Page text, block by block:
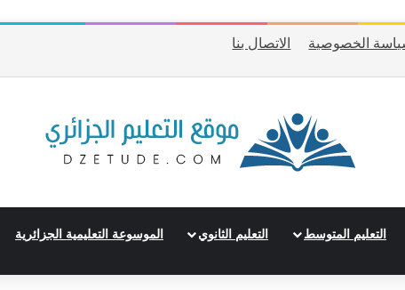
الخصوصية الاتصال بنا
التعليم المتوسط التعليم الثانوي الموسوعة التعليمية الجزائرية